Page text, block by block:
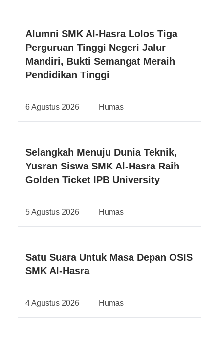
Alumni SMK Al-Hasra Lolos Tiga
Perguruan Tinggi Negeri Jalur
Mandiri, Bukti Semangat Meraih
Pendidikan Tinggi
6 Agustus 2026 Humas
Selangkah Menuju Dunia Teknik,
Yusran Siswa SMK Al-Hasra Raih
Golden Ticket IPB University
5 Agustus 2026 Humas
Satu Suara Untuk Masa Depan OSIS
SMK Al-Hasra
4 Agustus 2026 Humas